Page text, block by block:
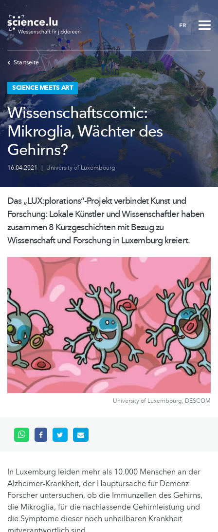
Skip
main
content
FR
Startseite
SCIENCE MEETS ART
Wissenschaftscomic:
Mikroglia, Wächter des
Gehirns?
16.04.2021 | University of Luxembourg
Das„LUX:plorations“-Projektverbindet Kunst und
Forschung: Lokale Künstler undWissenschaftlerhaben
zusammen 8 Kurzgeschichtenmit Bezug zu
Wissenschaft und Forschung in Luxemburg kreiert.
University of Luxembourg, DESCOM
In Luxemburg leiden mehr als 10.000 Menschen an der
Alzheimer-Krankheit, der Hauptursache für Demenz.
Forscher untersuchen, ob die Immunzellen des Gehirns,
die Mikroglia, für die nachlassende Gehirnleistung und
die Symptome dieser noch unheilbaren Krankheit